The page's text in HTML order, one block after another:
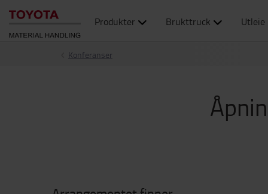
Produkter Brukttruck Utleie
Konferanser